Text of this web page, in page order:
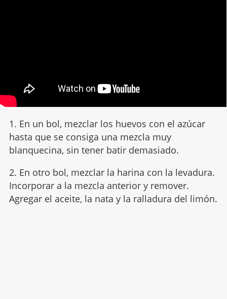
1. En un bol, mezclar los huevos con el azúcar
hasta que se consiga una mezcla muy
blanquecina, sin tener batir demasiado.
2. En otro bol, mezclar la harina con la levadura.
Incorporar a la mezcla anterior y remover.
Agregar el aceite, la nata y la ralladura del limón.